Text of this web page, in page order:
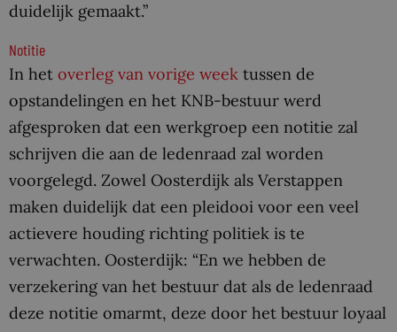
duidelijk gemaakt.”
Notitie
In het overleg van vorige week tussen de
opstandelingen en het KNB-bestuur werd
afgesproken dat een werkgroep een notitie zal
schrijven die aan de ledenraad zal worden
voorgelegd. Zowel Oosterdijk als Verstappen
maken duidelijk dat een pleidooi voor een veel
actievere houding richting politiek is te
verwachten. Oosterdijk: “En we hebben de
verzekering van het bestuur dat als de ledenraad
deze notitie omarmt, deze door het bestuur loyaal